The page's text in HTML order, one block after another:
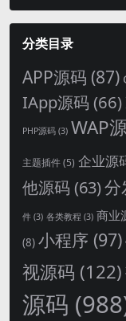
分类目录
APP源码 (87)
IApp源码 (66)
PHP源码 (3) WAP
主题插件(5) 企业源
他源码 (63)分
件 (3) 各类教程 (3) 商业
(8) 小程序 (97)
视源码 (122)
源码